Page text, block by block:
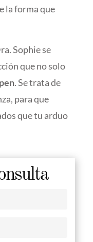
la forma que
Sophie se
que no solo
. Se trata de
para que
que tu arduo